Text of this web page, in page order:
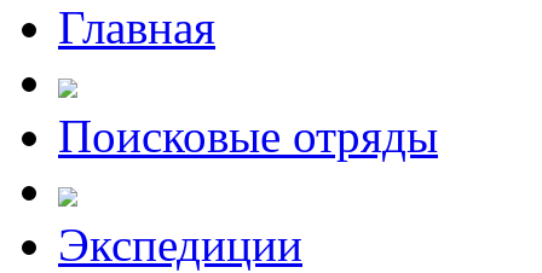
Главная
Поисковые отряды
Экспедиции